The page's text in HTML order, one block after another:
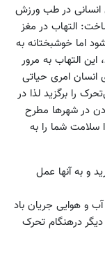
انسانی در طب ورزش
التهاب در مغز
اما خوشبختانه به
التهاب به مرور
انسان امری حیاتی
را برگزید لذا در
در شهرها مطرح
سلامت شما را به
و به آنها عمل
و هوایی جریان باد
دیگر درهنگام تحرک